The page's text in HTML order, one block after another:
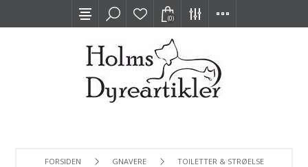
(0)
FORSIDEN GNAVERE TOILETTER & STRØELSE